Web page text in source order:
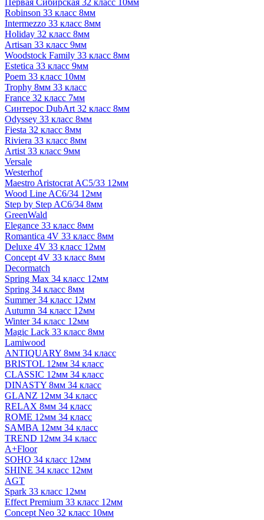
Первая Сибирская 32 класс 10мм
Robinson 33 класс 8мм
Intermezzo 33 класс 8мм
Holiday 32 класс 8мм
Artisan 33 класс 9мм
Woodstock Family 33 класс 8мм
Estetica 33 класс 9мм
Poem 33 класс 10мм
Trophy 8мм 33 класс
France 32 класс 7мм
Синтерос DubArt 32 класс 8мм
Odyssey 33 класс 8мм
Fiesta 32 класс 8мм
Riviera 33 класс 8мм
Artist 33 класс 9мм
Versale
Westerhof
Maestro Aristocrat AC5/33 12мм
Wood Line AC6/34 12мм
Step by Step AC6/34 8мм
GreenWald
Elegance 33 класс 8мм
Romantica 4V 33 класс 8мм
Deluxe 4V 33 класс 12мм
Concept 4V 33 класс 8мм
Decormatch
Spring Max 34 класс 12мм
Spring 34 класс 8мм
Summer 34 класс 12мм
Autumn 34 класс 12мм
Winter 34 класс 12мм
Magic Lack 33 класс 8мм
Lamiwood
ANTIQUARY 8мм 34 класс
BRISTOL 12мм 34 класс
CLASSIC 12мм 34 класс
DINASTY 8мм 34 класс
GLANZ 12мм 34 класс
RELAX 8мм 34 класс
ROME 12мм 34 класс
SAMBA 12мм 34 класс
TREND 12мм 34 класс
A+Floor
SOHO 34 класс 12мм
SHINE 34 класс 12мм
AGT
Spark 33 класс 12мм
Effect Premium 33 класс 12мм
Concept Neo 32 класс 10мм